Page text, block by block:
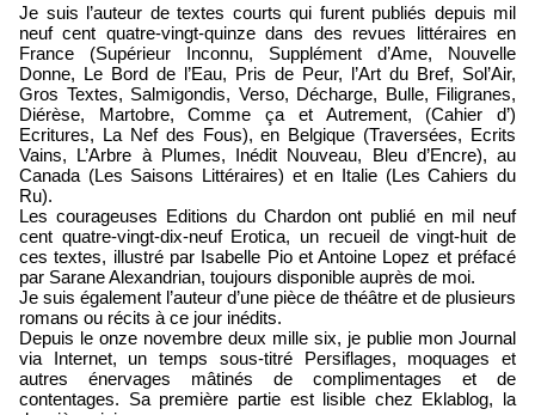
Je suis l’auteur de textes courts qui furent publiés depuis mil
neuf cent quatre-vingt-quinze dans des revues littéraires en
France (Supérieur Inconnu, Supplément d’Ame, Nouvelle
Donne, Le Bord de l’Eau, Pris de Peur, l’Art du Bref, Sol’Air,
Gros Textes, Salmigondis, Verso, Décharge, Bulle, Filigranes,
Diérèse, Martobre, Comme ça et Autrement, (Cahier d’)
Ecritures, La Nef des Fous), en Belgique (Traversées, Ecrits
Vains, L’Arbre à Plumes, Inédit Nouveau, Bleu d’Encre), au
Canada (Les Saisons Littéraires) et en Italie (Les Cahiers du
Ru).
Les courageuses Editions du Chardon ont publié en mil neuf
cent quatre-vingt-dix-neuf Erotica, un recueil de vingt-huit de
ces textes, illustré par Isabelle Pio et Antoine Lopez et préfacé
par Sarane Alexandrian, toujours disponible auprès de moi.
Je suis également l’auteur d’une pièce de théâtre et de plusieurs
romans ou récits à ce jour inédits.
Depuis le onze novembre deux mille six, je publie mon Journal
via Internet, un temps sous-titré Persiflages, moquages et
autres énervages mâtinés de complimentages et de
contentages. Sa première partie est lisible chez Eklablog, la